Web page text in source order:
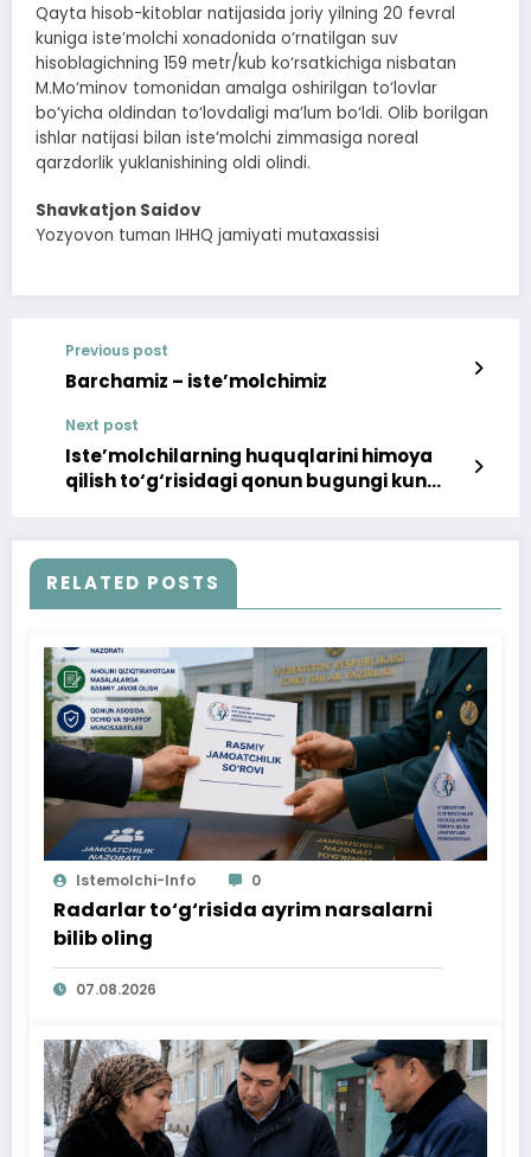
Qayta hisob-kitoblar natijasida joriy yilning 20 fevral
kuniga iste’molchi xonadonida o‘rnatilgan suv
hisoblagichning 159 metr/kub ko‘rsatkichiga nisbatan
M.Mo‘minov tomonidan amalga oshirilgan to‘lovlar
bo‘yicha oldindan to‘lovdaligi ma’lum bo‘ldi. Olib borilgan
ishlar natijasi bilan iste’molchi zimmasiga noreal
qarzdorlik yuklanishining oldi olindi.
Shavkatjon Saidov
Yozyovon tuman IHHQ jamiyati mutaxassisi
Previous post
Barchamiz – iste’molchimiz
Next post
Iste’molchilarning huquqlarini himoya
qilish to‘g‘risidagi qonun bugungi kun
RELATED POSTS
Istemolchi-Info 0
Radarlar to‘g‘risida ayrim narsalarni
bilib oling
07.08.2026